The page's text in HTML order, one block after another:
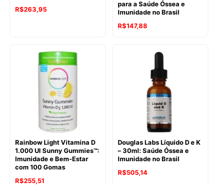
R$263,95
para a Saúde Óssea e
Imunidade no Brasil
R$147,88
Rainbow Light Vitamina D
1.000 UI Sunny Gummies™:
Imunidade e Bem-Estar
com 100 Gomas
R$255,51
Douglas Labs Líquido D e K
– 30ml: Saúde Óssea e
Imunidade no Brasil
R$505,14